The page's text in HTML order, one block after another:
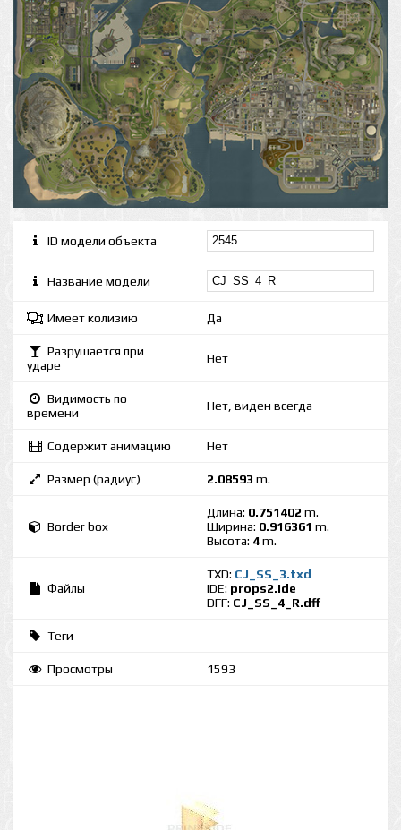
ID модели объекта
Название модели
Имеет колизию Да
Разрушается при
ударе
Нет
Видимость по
времени
Нет, виден всегда
Содержит анимацию Нет
Размер (радиус) 2.08593 m.
Border box
Длина: 0.751402 m.
Ширина: 0.916361 m.
Высота: 4m.
Файлы
TXD: CJ_SS_3.txd
IDE: props2.ide
DFF: CJ_SS_4_R.dff
Теги
Просмотры 1593